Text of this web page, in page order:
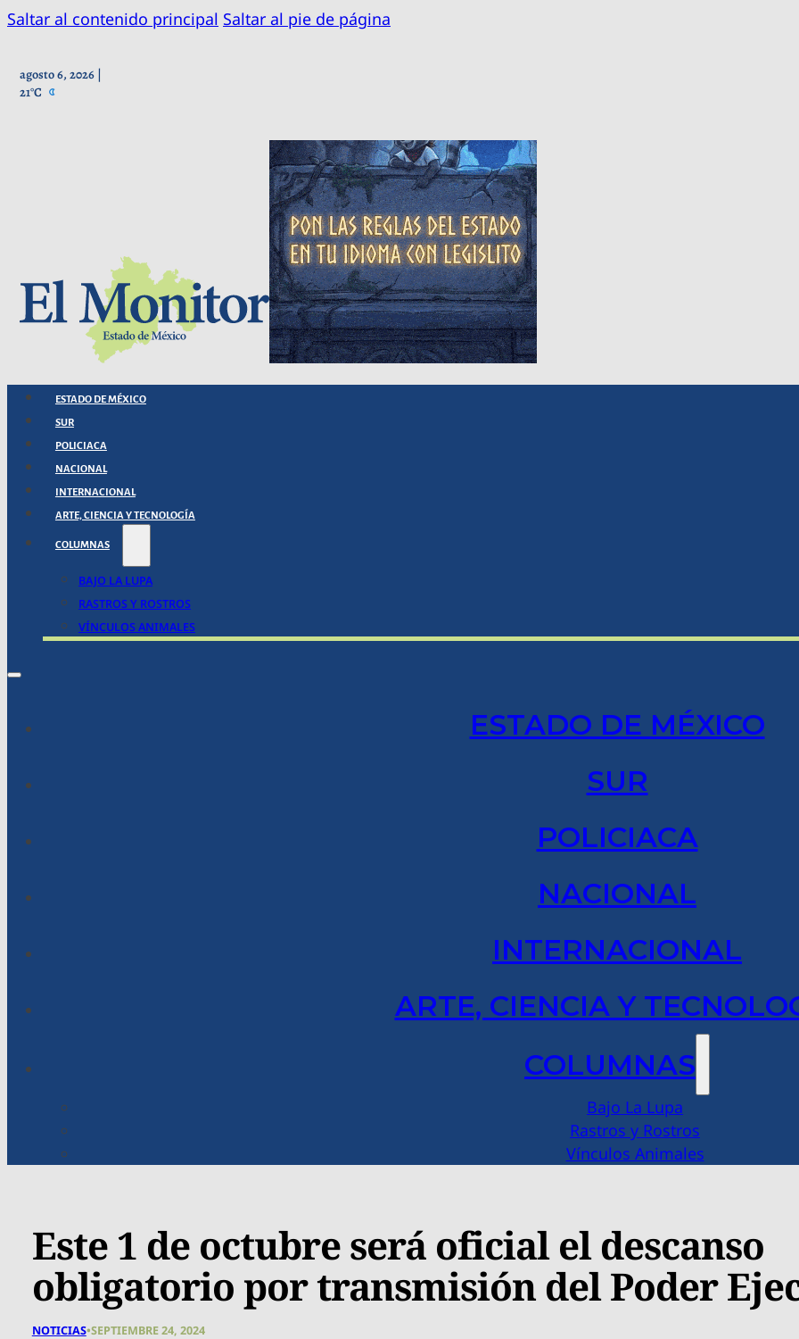
Saltar al contenido principal Saltar al pie de página
agosto 6, 2026 |
21°C
ESTADO DE MÉXICO
SUR
POLICIACA
NACIONAL
INTERNACIONAL
ARTE, CIENCIA Y TECNOLOGÍA
COLUMNAS
BAJO LA LUPA
RASTROS Y ROSTROS
VÍNCULOS ANIMALES
ESTADO DE MÉXICO
SUR
POLICIACA
NACIONAL
INTERNACIONAL
ARTE, CIENCIA Y
COLUMNAS
Bajo La Lupa
Rastros y Rostros
Vínculos Animales
Este 1 de octubre será oficial el descanso
obligatorio por transmisión del Poder
NOTICIAS•SEPTIEMBRE 24, 2024